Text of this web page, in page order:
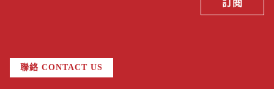
聯絡 CONTACT US